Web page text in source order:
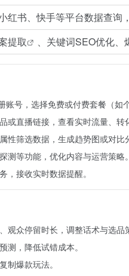
红书、快手等平台数据查询
提取 、关键词SEO优化、
账号，选择免费或付费套餐（如
或直播链接，查看实时流量、转
性筛选数据，生成趋势图或对比
测等功能，优化内容与运营策略。
，接收实时数据提醒。
观众停留时长，调整话术与选品
测，降低试错成本。
制爆款玩法。